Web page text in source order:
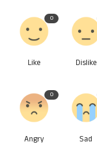
0
Like Dislike
0
Angry Sad